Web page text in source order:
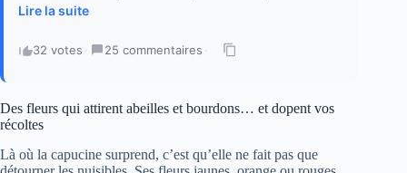
Lire la suite
32 votes · 25 commentaires ·
Des fleurs qui attirent abeilles et bourdons… et dopent vos
récoltes
Là où la capucine surprend, c’est qu’elle ne fait pas que